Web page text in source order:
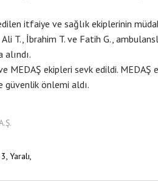
itfaiye ve sağlık ekiplerinin
T., İbrahim T. ve Fatih G.,
MEDAŞ ekipleri sevk edildi. MEDAŞ
güvenlik önlemi aldı.
3, Yaralı,